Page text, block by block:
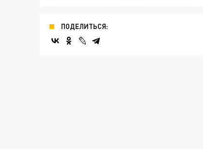
ПОДЕЛИТЬСЯ: